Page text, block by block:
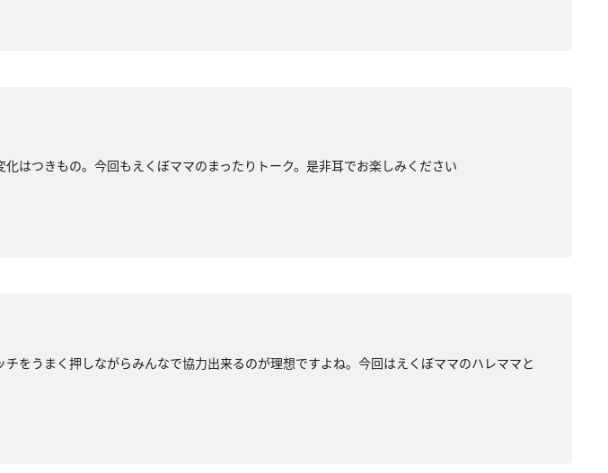
はつきもの。今回もえくぼママのまったりトーク。是非耳でお楽しみください
をうまく押しながらみんなで協力出来るのが理想ですよね。今回はえくぼママのハレママと